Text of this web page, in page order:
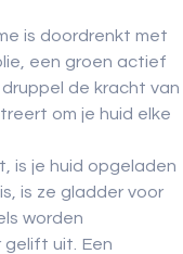
is doordrenkt met
een groen actief
de kracht van
om je huid elke
is je huid opgeladen
is ze gladder voor
worden
gelift uit. Een